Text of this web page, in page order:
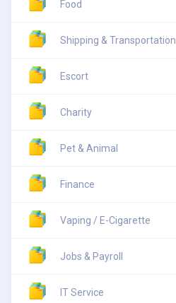
Food
Shipping & Transportation
Escort
Charity
Pet & Animal
Finance
Vaping / E-Cigarette
Jobs & Payroll
IT Service